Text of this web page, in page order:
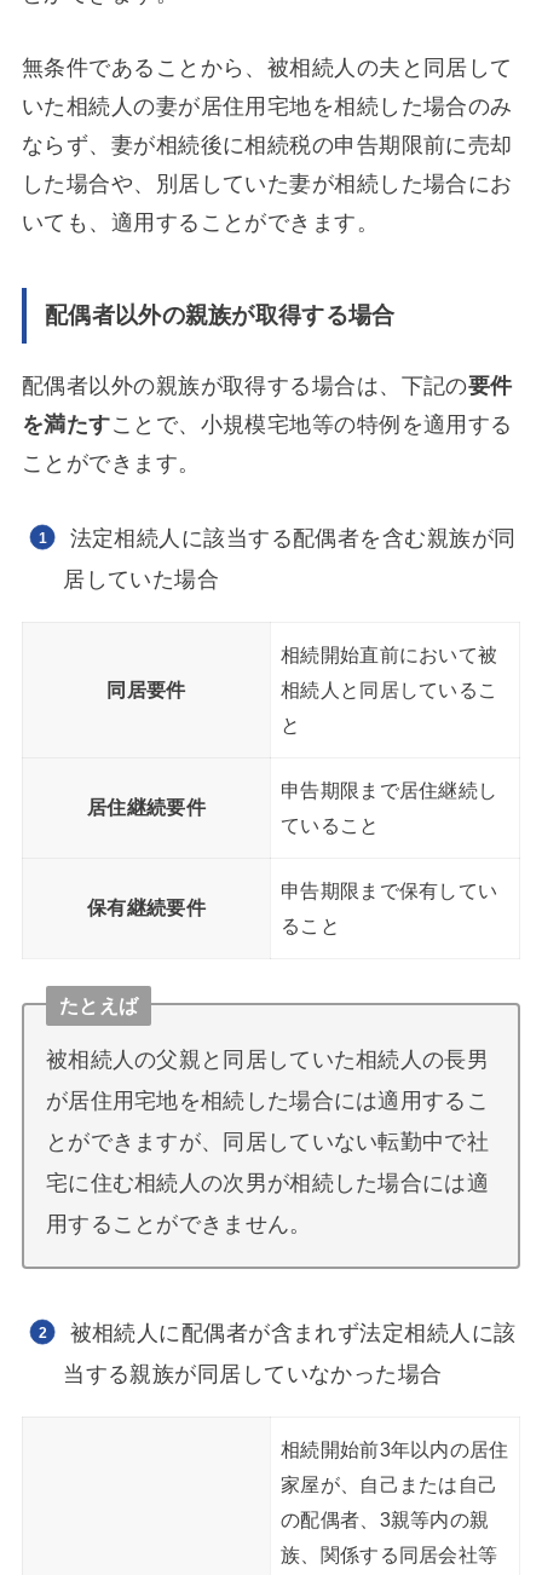
無条件であることから、被相続人の夫と同居して
いた相続人の妻が居住用宅地を相続した場合のみ
ならず、妻が相続後に相続税の申告期限前に売却
した場合や、別居していた妻が相続した場合にお
いても、適用することができます。
配偶者以外の親族が取得する場合
配偶者以外の親族が取得する場合は、下記の要件
を満たすことで、小規模宅地等の特例を適用する
ことができます。
法定相続人に該当する配偶者を含む親族が同
居していた場合
同居要件
相続開始直前において被
相続人と同居しているこ
と
居住継続要件
申告期限まで居住継続し
ていること
保有継続要件
申告期限まで保有してい
ること
たとえば
被相続人の父親と同居していた相続人の長男
が居住用宅地を相続した場合には適用するこ
とができますが、同居していない転勤中で社
宅に住む相続人の次男が相続した場合には適
用することができません。
被相続人に配偶者が含まれず法定相続人に該
当する親族が同居していなかった場合
相続開始前3年以内の居住
家屋が、自己または自己
の配偶者、3親等内の親
族、関係する同居会社等